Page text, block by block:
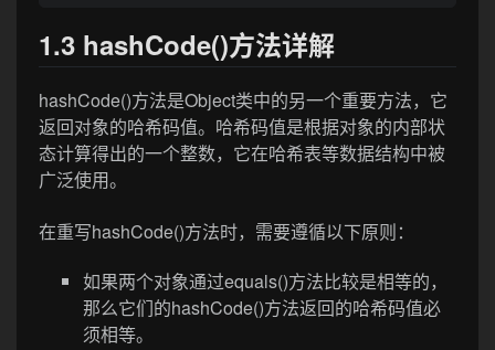
1.3 hashCode()方法详解
hashCode()方法是Object类中的另一个重要方法，它
返回对象的哈希码值。哈希码值是根据对象的内部状
态计算得出的一个整数，它在哈希表等数据结构中被
广泛使用。
在重写hashCode()方法时，需要遵循以下原则：
如果两个对象通过equals()方法比较是相等的，
那么它们的hashCode()方法返回的哈希码值必
须相等。